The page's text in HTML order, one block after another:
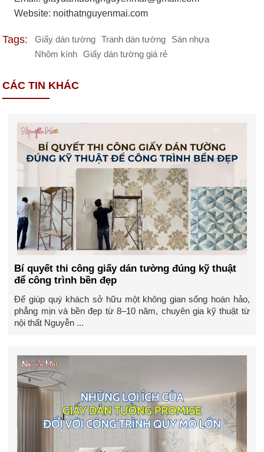
Website: noithatnguyenmai.com
Tags: Giấy dán tường Tranh dán tường
Sàn nhựa
Nhôm kính
Giấy dán tường giá rẻ
CÁC TIN KHÁC
Bí quyết thi công giấy dán tường đúng kỹ thuật
để công trình bền đẹp
Để giúp quý khách sở hữu một không gian sống hoàn hảo,
phẳng mịn và bền đẹp từ 8–10 năm, chuyên gia kỹ thuật từ
nội thất Nguyễn ...